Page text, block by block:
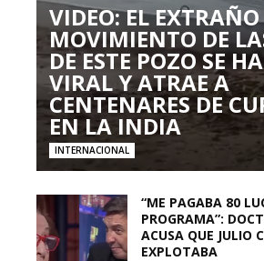
VIDEO: EL EXTRAÑO
MOVIMIENTO DE
DE ESTE POZO SE
VIRAL Y ATRAE A
CENTENARES DE
EN LA INDIA
INTERNACIONAL
“ME PAGABA 80
PROGRAMA”:
ACUSA QUE JULIO
EXPLOTABA